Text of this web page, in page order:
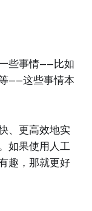
些事情——比如
——这些事情本
、更高效地实
如果使用人工
趣，那就更好